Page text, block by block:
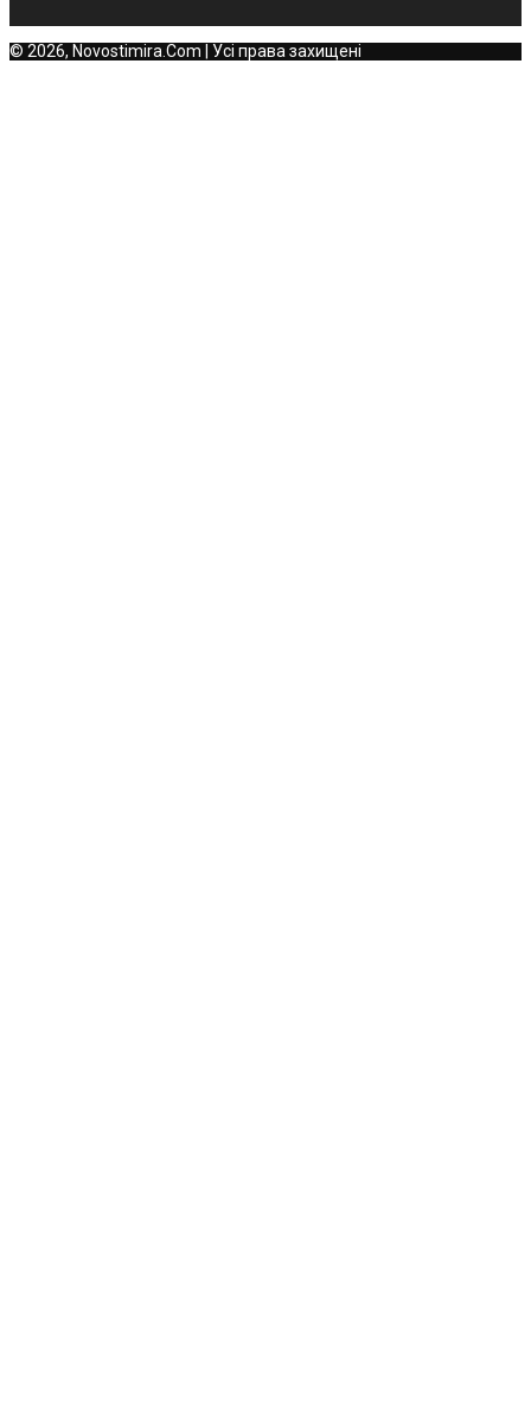
© 2026, Novostimira.Com | Усі права захищені